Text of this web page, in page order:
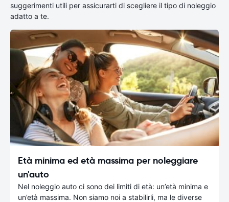
suggerimenti utili per assicurarti di scegliere il tipo di noleggio
adatto a te.
Età minima ed età massima per noleggiare
un'auto
Nel noleggio auto ci sono dei limiti di età: un’età minima e
un’età massima. Non siamo noi a stabilirli, ma le diverse